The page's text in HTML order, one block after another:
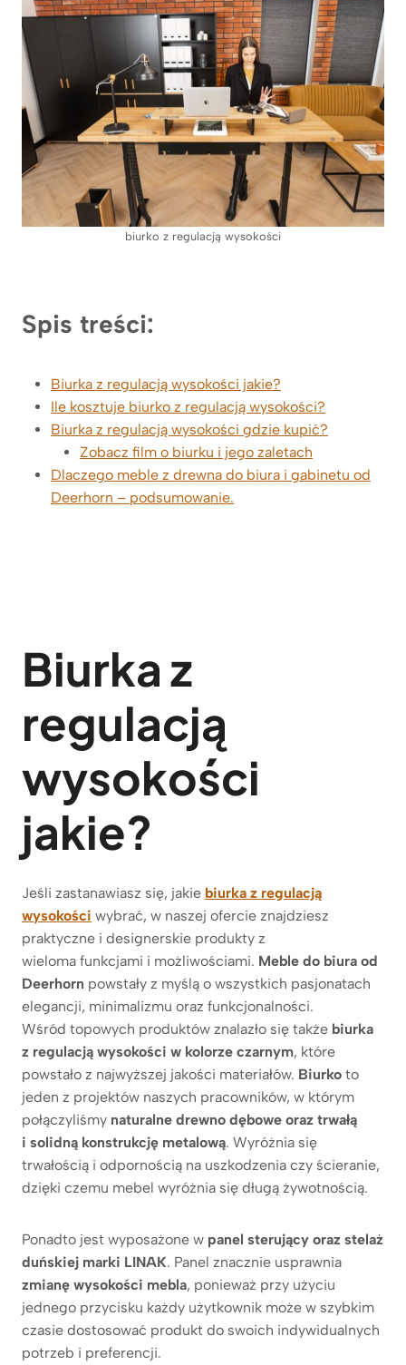
biurko z regulacją wysokości
Spis treści:
Biurka z regulacją wysokości jakie?
Ile kosztuje biurko z regulacją wysokości?
Biurka z regulacją wysokości gdzie kupić?
Zobacz film o biurku i jego zaletach
Dlaczego meble z drewna do biura i gabinetu od
Deerhorn – podsumowanie.
Biurka z
regulacją
wysokości
jakie?
Jeśli zastanawiasz się, jakie biurka z regulacją
wysokości wybrać, w naszej ofercie znajdziesz
praktyczne i designerskie produkty z
wieloma funkcjami i możliwościami. Meble do biura od
Deerhorn powstały z myślą o wszystkich pasjonatach
elegancji, minimalizmu oraz funkcjonalności.
Wśród topowych produktów znalazło się także biurka
z regulacją wysokości w kolorze czarnym, które
powstało z najwyższej jakości materiałów. Biurko to
jeden z projektów naszych pracowników, w którym
połączyliśmy naturalne drewno dębowe oraz trwałą
i solidną konstrukcję metalową. Wyróżnia się
trwałością i odpornością na uszkodzenia czy ścieranie,
dzięki czemu mebel wyróżnia się długą żywotnością.
Ponadto jest wyposażone w panel sterujący oraz stelaż
duńskiej marki LINAK. Panel znacznie usprawnia
zmianę wysokości mebla, ponieważ przy użyciu
jednego przycisku każdy użytkownik może w szybkim
czasie dostosować produkt do swoich indywidualnych
potrzeb i preferencji.